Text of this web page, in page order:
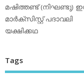
മഷിത്തണ്ട് (നിഘണ്ടു)
മാര്‍ക്‌സിസ്റ്റ് പദാവലി
യക്ഷിക്കഥ
Tags